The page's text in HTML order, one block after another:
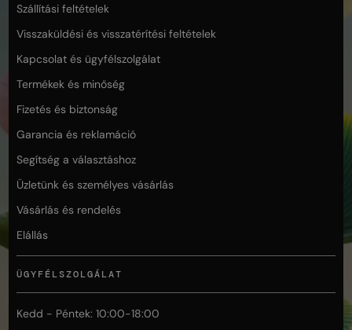
Szállítási feltételek
Visszaküldési és visszatérítési feltételek
Kapcsolat és ügyfélszolgálat
Termékek és minőség
Fizetés és biztonság
Garancia és reklamáció
Segítség a választáshoz
Üzletünk és személyes vásárlás
Vásárlás és rendelés
Elállás
ÜGYFÉLSZOLGÁLAT
Kedd - Péntek: 10:00-18:00